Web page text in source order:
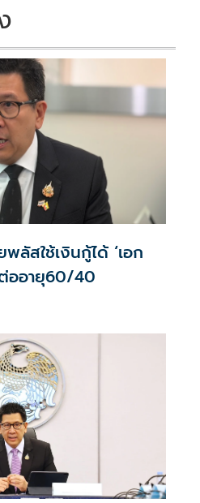
ลัสใช้เงินกู้ได้ ‘เอก
ออายุ60/40